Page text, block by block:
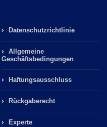
Datenschutzrichtlinie
Allgemeine
Geschäftsbedingungen
Haftungsausschluss
Rückgaberecht
Experte